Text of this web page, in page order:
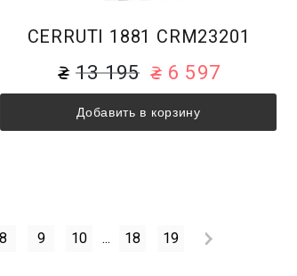
CERRUTI 1881 CRM23201
13 195 6 597
Добавить в корзину
8 9 10 ... 18 19